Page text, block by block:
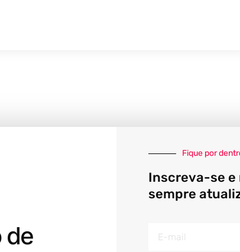
de
Fique por
Inscreva-se e
sempre